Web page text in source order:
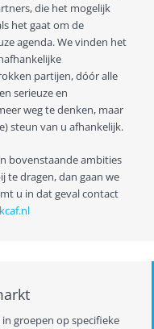
die het mogelijk
het gaat om de
agenda. We vinden het
partijen, dóór alle
serieuze en
weg te denken, maar
steun van u afhankelijk.
bovenstaande ambities
te dragen, dan gaan we
u in dat geval contact
groepen op specifieke